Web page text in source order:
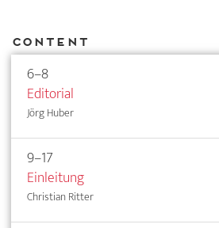
Content
6–8
Editorial
Jörg Huber
9–17
Einleitung
Christian Ritter